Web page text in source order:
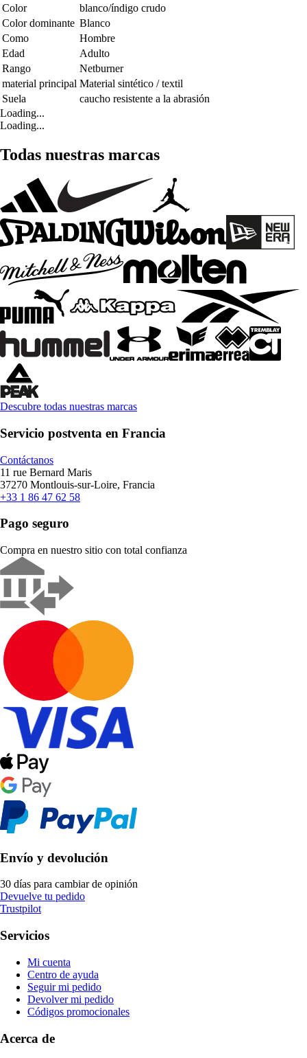
Color
blanco/índigo crudo
Color dominante Blanco
Como
Hombre
Edad
Adulto
Rango
Netburner
material principal Material sintético / textil
Suela
caucho resistente a la abrasión
Loading...
Loading...
Todas nuestras marcas
Descubre todas nuestras marcas
Servicio postventa en Francia
Contáctanos
11 rue Bernard Maris
37270 Montlouis-sur-Loire, Francia
+33 1 86 47 62 58
Pago seguro
Compra en nuestro sitio con total confianza
Envío y devolución
30 días para cambiar de opinión
Devuelve tu pedido
Trustpilot
Servicios
Mi cuenta
Centro de ayuda
Seguir mi pedido
Devolver mi pedido
Códigos promocionales
Acerca de